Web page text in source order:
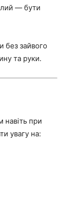
— бути
без зайвого
та руки.
навіть при
увагу на: